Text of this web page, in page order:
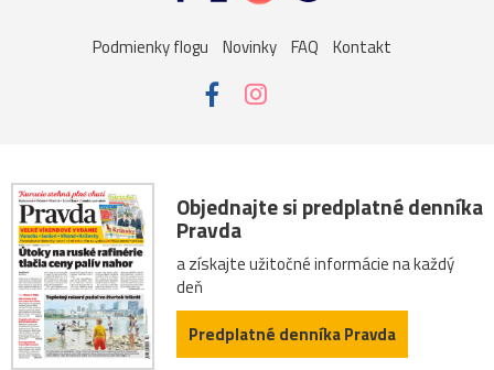
Podmienky flogu Novinky FAQ Kontakt
Objednajte si predplatné denníka
Pravda
a získajte užitočné informácie na každý
deň
Predplatné denníka Pravda